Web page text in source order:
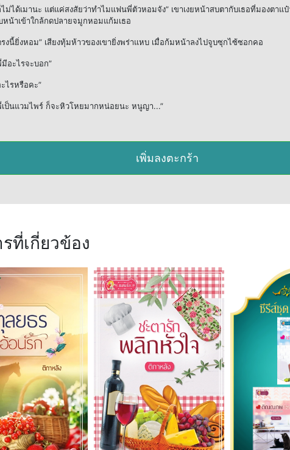
ด้เมานะ แต่แค่สงสัยว่าทำไมแฟนพี่ตัวหอมจัง” เขาเงยหน้าสบตากับเธอที่มองตาแ
หน้าเข้าใกล้กดปลายจมูกหอมแก้มเธอ
ยิ่งหอม” เสียงทุ้มห้าวของเขายิ่งพร่าแหบ เมื่อก้มหน้าลงไปจูบซุกไซ้ซอกคอ
ไรจะบอก”
หรือคะ”
แวมไพร์ ก็จะหิวโหยมากหน่อยนะ หนูญา...”
เพิ่มลงตะกร้า
ที่เกี่ยวข้อง